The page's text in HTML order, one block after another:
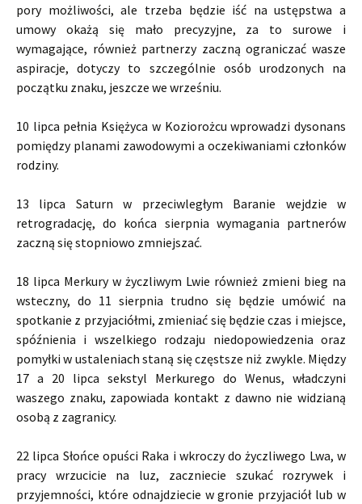
pory możliwości, ale trzeba będzie iść na ustępstwa a
umowy okażą się mało precyzyjne, za to surowe i
wymagające, również partnerzy zaczną ograniczać wasze
aspiracje, dotyczy to szczególnie osób urodzonych na
początku znaku, jeszcze we wrześniu.
10 lipca pełnia Księżyca w Koziorożcu wprowadzi dysonans
pomiędzy planami zawodowymi a oczekiwaniami członków
rodziny.
13 lipca Saturn w przeciwległym Baranie wejdzie w
retrogradację, do końca sierpnia wymagania partnerów
zaczną się stopniowo zmniejszać.
18 lipca Merkury w życzliwym Lwie również zmieni bieg na
wsteczny, do 11 sierpnia trudno się będzie umówić na
spotkanie z przyjaciółmi, zmieniać się będzie czas i miejsce,
spóźnienia i wszelkiego rodzaju niedopowiedzenia oraz
pomyłki w ustaleniach staną się częstsze niż zwykle. Między
17 a 20 lipca sekstyl Merkurego do Wenus, władczyni
waszego znaku, zapowiada kontakt z dawno nie widzianą
osobą z zagranicy.
22 lipca Słońce opuści Raka i wkroczy do życzliwego Lwa, w
pracy wrzucicie na luz, zaczniecie szukać rozrywek i
przyjemności, które odnajdziecie w gronie przyjaciół lub w